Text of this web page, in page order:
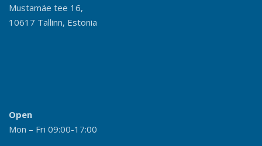
Mustamäe tee 16,
10617 Tallinn, Estonia
Open
Mon – Fri 09:00-17:00